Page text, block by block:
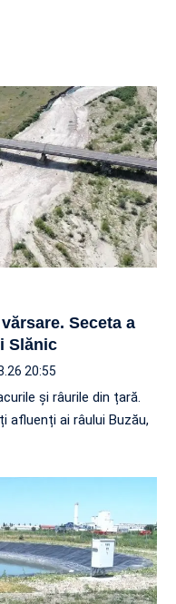
Seceta a
Slănic
20:55
și râurile din țară.
afluenți ai râului Buzău,